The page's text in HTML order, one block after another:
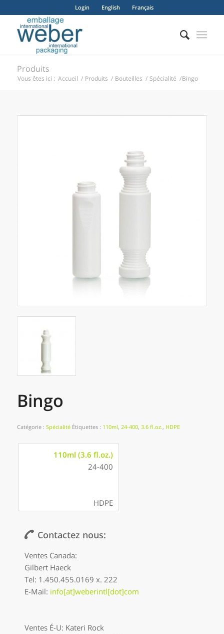
Login English Français
Produits
Vous êtes ici : Accueil / Produits / Bouteilles / Spécialité /Bingo
Bingo
Catégorie : Spécialité Étiquettes : 110ml, 24-400, 3.6 fl.oz., HDPE
110ml (3.6 fl.oz.)
24-400
HDPE
Contactez nous:
Ventes Canada:
Gilbert Haeck
Tel: 1.450.455.0169 x. 222
E-Mail: info[at]weberintl[dot]com
Ventes É-U: Kateri Rock